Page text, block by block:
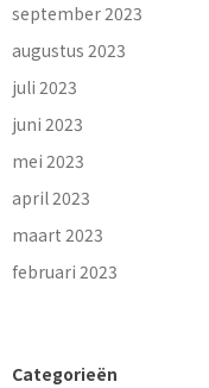
september 2023
augustus 2023
juli 2023
juni 2023
mei 2023
april 2023
maart 2023
februari 2023
Categorieën